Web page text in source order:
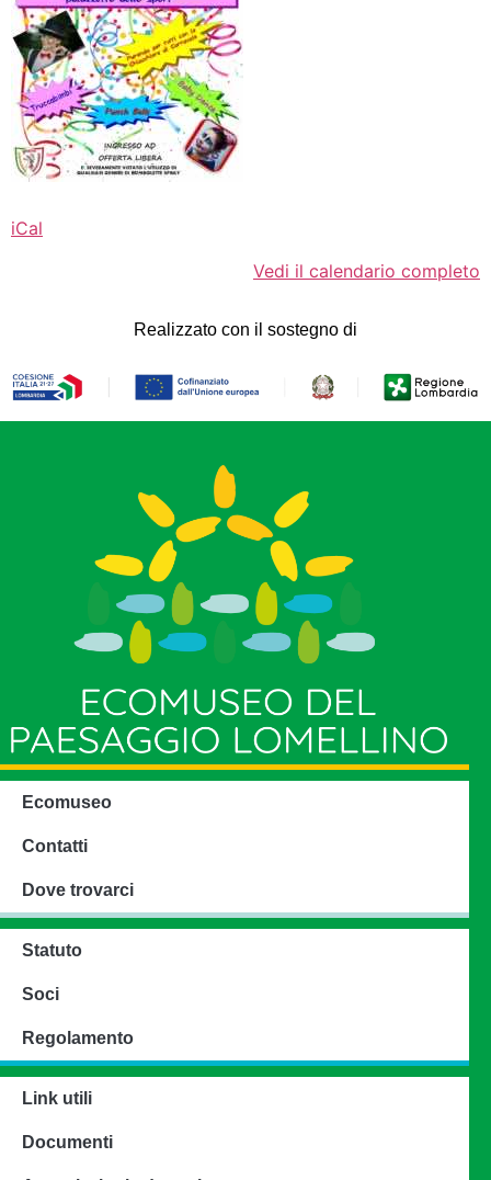
iCal
Vedi il calendario completo
Realizzato con il sostegno di
Ecomuseo
Contatti
Dove trovarci
Statuto
Soci
Regolamento
Link utili
Documenti